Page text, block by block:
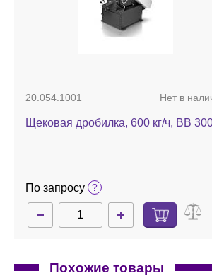
20.054.1001 Нет в
Щековая дробилка, 600 кг/ч, BB
По запросу
Похожие товары